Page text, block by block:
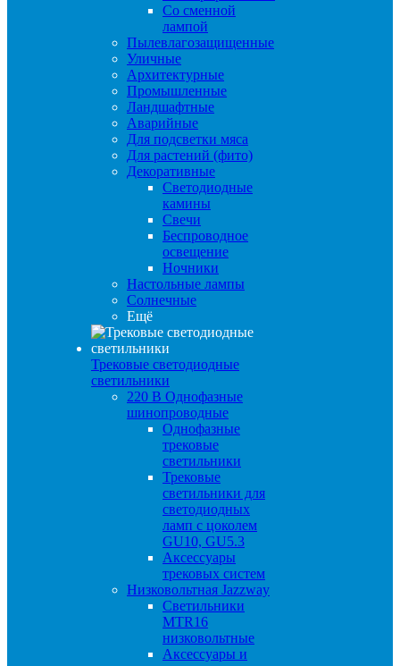
Со сменной
лампой
Пылевлагозащищенные
Уличные
Архитектурные
Промышленные
Ландшафтные
Аварийные
Для подсветки мяса
Для растений (фито)
Декоративные
Светодиодные
камины
Свечи
Беспроводное
освещение
Ночники
Настольные лампы
Солнечные
Ещё
Трековые светодиодные
светильники
220 B Однофазные
шинопроводные
Однофазные
трековые
светильники
Трековые
светильники для
светодиодных
ламп с цоколем
GU10, GU5.3
Аксессуары
трековых систем
Низковольтная Jazzway
Светильники
MTR16
низковольтные
Аксессуары и